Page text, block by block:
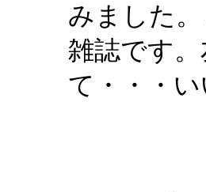
みました
雑誌です
て・・・